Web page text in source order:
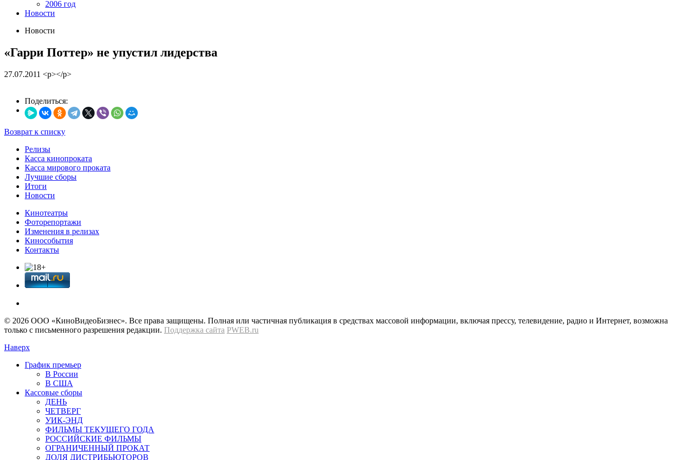
2006 год
Новости
Новости
«Гарри Поттер» не упустил лидерства
27.07.2011 <p></p>
Поделиться:
Возврат к списку
Релизы
Касса кинопроката
Касса мирового проката
Лучшие сборы
Итоги
Новости
Кинотеатры
Фоторепортажи
Изменения в релизах
Кинособытия
Контакты
© 2026 OOО «КиноВидеоБизнес». Все права защищены. Полная или частичная публикация в средствах массовой информации, включая прессу, телевидение, радио и Интернет, возможна
только с письменного разрешения редакции. Поддержка сайта PWEB.ru
Наверх
График премьер
В России
В США
Кассовые сборы
ДЕНЬ
ЧЕТВЕРГ
УИК-ЭНД
ФИЛЬМЫ ТЕКУЩЕГО ГОДА
РОССИЙСКИЕ ФИЛЬМЫ
ОГРАНИЧЕННЫЙ ПРОКАТ
ДОЛЯ ДИСТРИБЬЮТОРОВ